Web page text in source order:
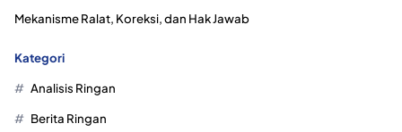
Mekanisme Ralat, Koreksi, dan Hak Jawab
Kategori
Analisis Ringan
Berita Ringan